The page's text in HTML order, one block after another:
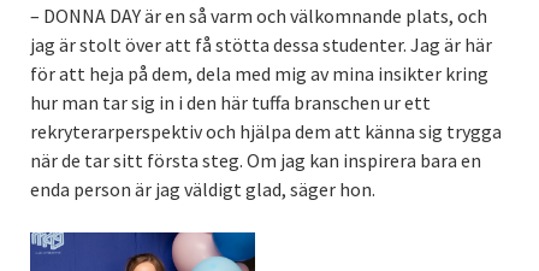
– DONNA DAY är en så varm och välkomnande plats, och
jag är stolt över att få stötta dessa studenter. Jag är här
för att heja på dem, dela med mig av mina insikter kring
hur man tar sig in i den här tuffa branschen ur ett
rekryterarperspektiv och hjälpa dem att känna sig trygga
när de tar sitt första steg. Om jag kan inspirera bara en
enda person är jag väldigt glad, säger hon.